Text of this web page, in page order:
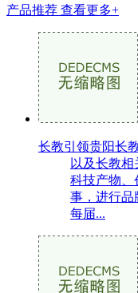
产品推荐 查看更多+
长教引领贵阳长
以及长教
科技产物、
事，进行品
每届...